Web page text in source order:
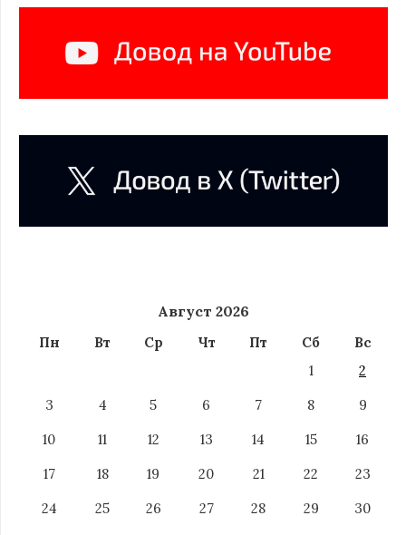
Август 2026
Пн Вт Ср Чт Пт Сб
Вс
1
2
3
4 5 6 7 8
9
10
11 12 13 14 15
16
17
18 19 20 21 22
23
24
25 26 27 28 29
30